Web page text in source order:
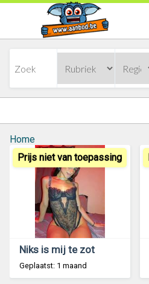
Home
Niks is mij te zot
Geplaatst: 1 maand
Prijs niet van toepassing